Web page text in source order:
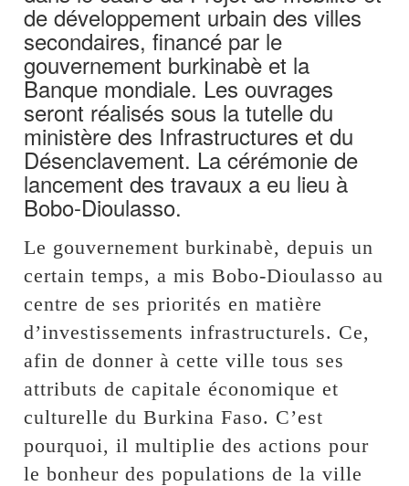
de développement urbain des villes
secondaires, financé par le
gouvernement burkinabè et la
Banque mondiale. Les ouvrages
seront réalisés sous la tutelle du
ministère des Infrastructures et du
Désenclavement. La cérémonie de
lancement des travaux a eu lieu à
Bobo-Dioulasso.
Le gouvernement burkinabè, depuis un
certain temps, a mis Bobo-Dioulasso au
centre de ses priorités en matière
d’investissements infrastructurels. Ce,
afin de donner à cette ville tous ses
attributs de capitale économique et
culturelle du Burkina Faso. C’est
pourquoi, il multiplie des actions pour
le bonheur des populations de la ville